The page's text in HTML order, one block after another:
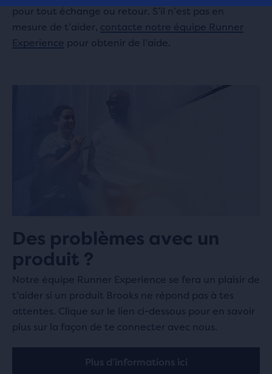
pour tout échange ou retour. S’il n’est pas en
mesure de t’aider, contacte notre équipe Runner
Experience pour obtenir de l’aide.
Des problèmes avec un
produit ?
Notre équipe Runner Experience se fera un plaisir de
t’aider si un produit Brooks ne répond pas à tes
attentes. Clique sur le lien ci-dessous pour en savoir
plus sur la façon de te connecter avec nous.
Plus d’informations ici